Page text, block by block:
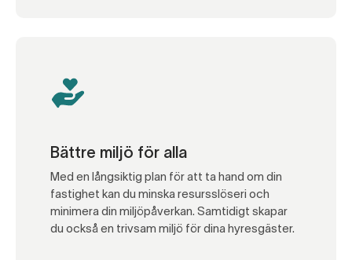
Bättre miljö för alla
Med en långsiktig plan för att ta hand om din
fastighet kan du minska resursslöseri och
minimera din miljöpåverkan. Samtidigt skapar
du också en trivsam miljö för dina hyresgäster.